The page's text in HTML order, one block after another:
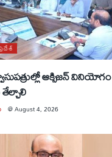
ఆక్సిజన్ వినియోగం
తేల్చాలి
@August 4, 2026